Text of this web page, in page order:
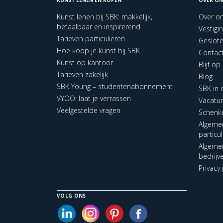
Kunst lenen bij SBK: makkelijk,
betaalbaar en inspirerend
Tarieven particulieren
Hoe koop je kunst bij SBK
Kunst op kantoor
Tarieven zakelijk
SBK Young – studentenabonnement
VYOO: laat je verrassen
Veelgestelde vragen
Over
Blijf op
Blog
SBK in
VOLG ONS